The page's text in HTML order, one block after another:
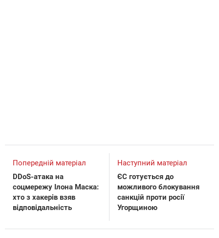
Попередній матеріал
DDoS-атака на
соцмережу Ілона Маска:
хто з хакерів взяв
відповідальність
Наступний матеріал
ЄС готується до
можливого блокування
санкцій проти росії
Угорщиною